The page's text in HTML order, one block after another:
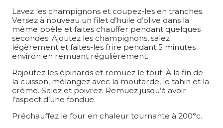
Lavez les champignons et coupez-les en tranches.
Versez à nouveau un filet d’huile d’olive dans la
même poêle et faites chauffer pendant quelques
secondes. Ajoutez les champignons, salez
légèrement et faites-les frire pendant 5 minutes
environ en remuant régulièrement.
Rajoutez les épinards et remuez le tout. À la fin de
la cuisson, mélangez avec la moutarde, le tahin et la
crème. Salez et poivrez. Remuez jusqu’à avoir
l’aspect d’une fondue.
Préchauffez le four en chaleur tournante à 200°c.